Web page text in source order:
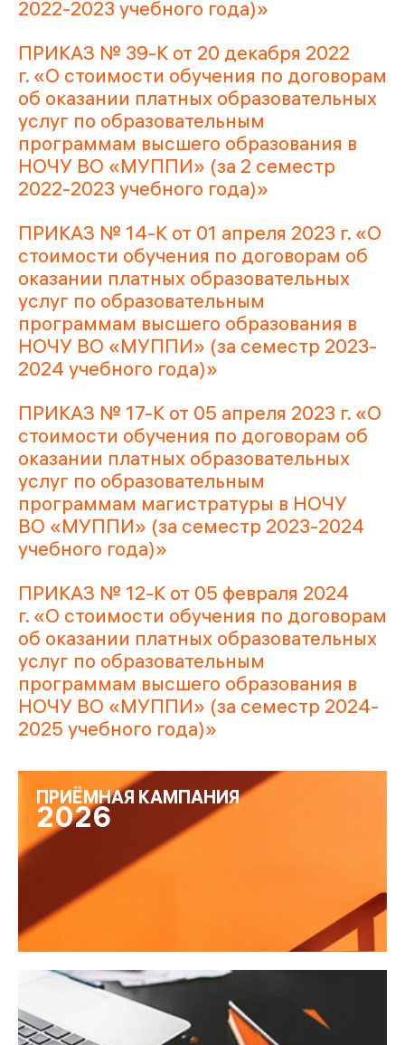
ПРИЁМНАЯ КАМПАНИЯ
2026
2022-2023 учебного года)»
ПРИКАЗ № 39-К от 20 декабря 2022
г. «О стоимости обучения по договорам
об оказании платных образовательных
услуг по образовательным
программам высшего образования в
НОЧУ ВО «МУППИ» (за 2 семестр
2022-2023 учебного года)»
ПРИКАЗ № 14-К от 01 апреля 2023 г. «О
стоимости обучения по договорам об
оказании платных образовательных
услуг по образовательным
программам высшего образования в
НОЧУ ВО «МУППИ» (за семестр 2023-
2024 учебного года)»
ПРИКАЗ № 17-К от 05 апреля 2023 г. «О
стоимости обучения по договорам об
оказании платных образовательных
услуг по образовательным
программам магистратуры в НОЧУ
ВО «МУППИ» (за семестр 2023-2024
учебного года)»
ПРИКАЗ № 12-К от 05 февраля 2024
г. «О стоимости обучения по договорам
об оказании платных образовательных
услуг по образовательным
программам высшего образования в
НОЧУ ВО «МУППИ» (за семестр 2024-
2025 учебного года)»